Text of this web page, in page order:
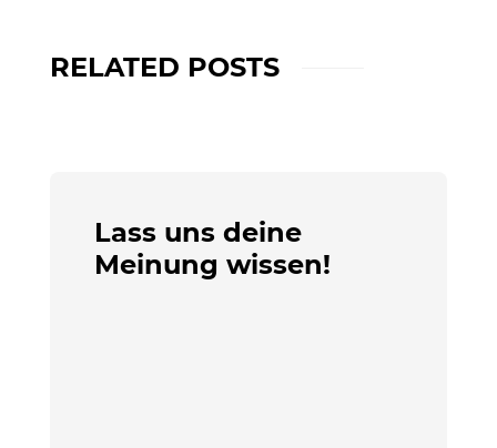
RELATED POSTS
Lass uns deine
Meinung wissen!